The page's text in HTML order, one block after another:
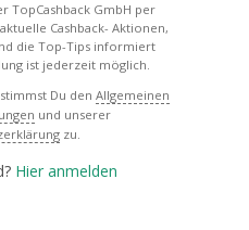
TopCashback GmbH per
Cashback- Aktionen,
die Top-Tips informiert
ist jederzeit möglich.
Du den Allgemeinen
und unserer
zu.
Hier anmelden